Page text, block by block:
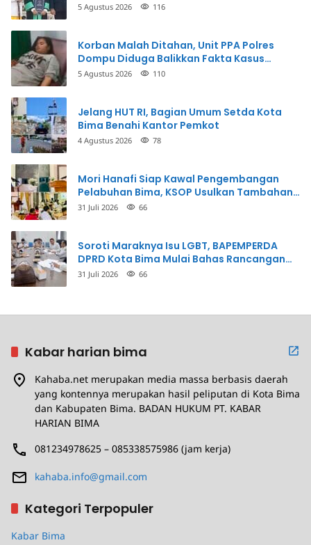
5 Agustus 2026 116
Korban Malah Ditahan, Unit PPA Polres
Dompu Diduga Balikkan Fakta Kasus
Penganiayaan
5 Agustus 2026 110
Jelang HUT RI, Bagian Umum Setda Kota
Bima Benahi Kantor Pemkot
4 Agustus 2026 78
Mori Hanafi Siap Kawal Pengembangan
Pelabuhan Bima, KSOP Usulkan Tambahan
Dermaga Rp400 Miliar
31 Juli 2026 66
Soroti Maraknya Isu LGBT, BAPEMPERDA
DPRD Kota Bima Mulai Bahas Rancangan
Perda Pencegahan
31 Juli 2026 66
Kabar harian bima
Kahaba.net merupakan media massa berbasis daerah
yang kontennya merupakan hasil peliputan di Kota Bima
dan Kabupaten Bima. BADAN HUKUM PT. KABAR
HARIAN BIMA
081234978625 – 085338575986 (jam kerja)
kahaba.info@gmail.com
Kategori Terpopuler
Kabar Bima